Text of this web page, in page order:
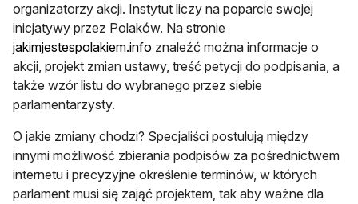
organizatorzy akcji. Instytut liczy na poparcie swojej
inicjatywy przez Polaków. Na stronie
jakimjestespolakiem.info otwiera się w nowej karcie
znaleźć można informacje o
akcji, projekt zmian ustawy, treść petycji do podpisania, a
także wzór listu do wybranego przez siebie
parlamentarzysty.
O jakie zmiany chodzi? Specjaliści postulują między
innymi możliwość zbierania podpisów za pośrednictwem
internetu i precyzyjne określenie terminów, w których
parlament musi się zająć projektem, tak aby ważne dla